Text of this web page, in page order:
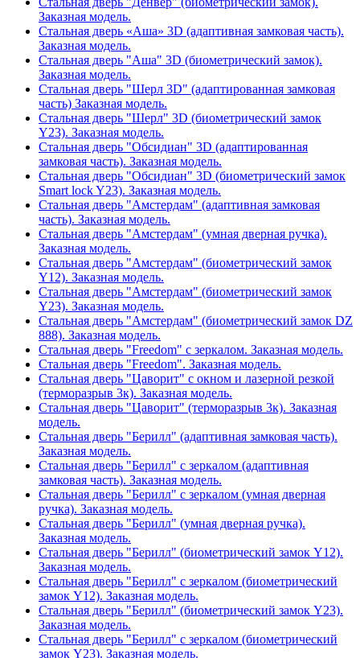
Заказная модель.
Стальная дверь «Аша» 3D (адаптивная замковая часть).
Заказная модель.
Стальная дверь "Аша" 3D (биометрический замок).
Заказная модель.
Стальная дверь "Шерл 3D" (адаптированная замковая
часть) Заказная модель.
Стальная дверь "Шерл" 3D (биометрический замок
Y23). Заказная модель.
Стальная дверь "Обсидиан" 3D (адаптированная
замковая часть). Заказная модель.
Стальная дверь "Обсидиан" 3D (биометрический замок
Smart lock Y23). Заказная модель.
Стальная дверь "Амстердам" (адаптивная замковая
часть). Заказная модель.
Стальная дверь "Амстердам" (умная дверная ручка).
Заказная модель.
Стальная дверь "Амстердам" (биометрический замок
Y12). Заказная модель.
Стальная дверь "Амстердам" (биометрический замок
Y23). Заказная модель.
Стальная дверь "Амстердам" (биометрический замок DZ
888). Заказная модель.
Стальная дверь "Freedom" с зеркалом. Заказная модель.
Стальная дверь "Freedom". Заказная модель.
Стальная дверь "Цаворит" с окном и лазерной резкой
(терморазрыв 3к). Заказная модель.
Стальная дверь "Цаворит" (терморазрыв 3к). Заказная
модель.
Стальная дверь "Берилл" (адаптивная замковая часть).
Заказная модель.
Стальная дверь "Берилл" с зеркалом (адаптивная
замковая часть). Заказная модель.
Стальная дверь "Берилл" с зеркалом (умная дверная
ручка). Заказная модель.
Стальная дверь "Берилл" (умная дверная ручка).
Заказная модель.
Стальная дверь "Берилл" (биометрический замок Y12).
Заказная модель.
Стальная дверь "Берилл" с зеркалом (биометрический
замок Y12). Заказная модель.
Стальная дверь "Берилл" (биометрический замок Y23).
Заказная модель.
Стальная дверь "Берилл" с зеркалом (биометрический
замок Y23). Заказная модель.